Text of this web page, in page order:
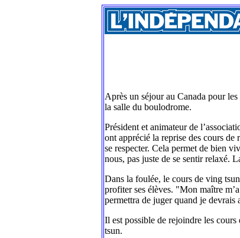
Après un séjour au Canada pour
la salle du boulodrome.
Président et animateur de
ont apprécié la reprise des cours
se respecter. Cela permet de bien
nous, pas juste de se sentir relaxé.
Dans la foulée, le cours de ving
profiter ses élèves. "Mon maître
permettra de juger quand je
Il est possible de rejoindre les
tsun.